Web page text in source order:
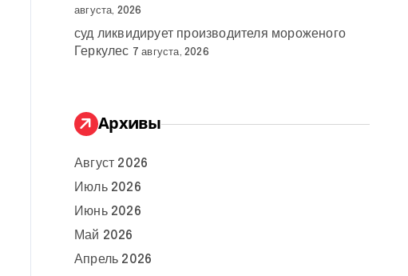
августа, 2026
суд ликвидирует производителя мороженого
Геркулес 7 августа, 2026
Архивы
Август 2026
Июль 2026
Июнь 2026
Май 2026
Апрель 2026